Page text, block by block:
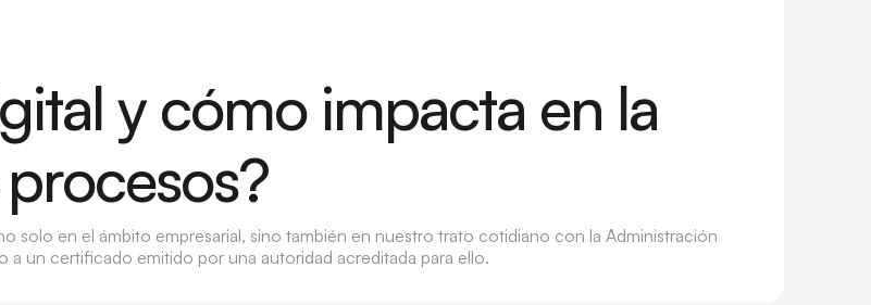
y cómo impacta en la
solo en el ámbito empresarial, sino también en nuestro trato cotidiano con la Administración
un certificado emitido por una autoridad acreditada para ello.